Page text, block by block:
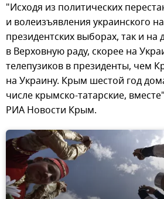
"Исходя из политических
и волеизъявления украинского
президентских выборах, так и
в Верховную раду, скорее на
телепузиков в президенты, чем
на Украину. Крым шестой год
числе крымско-татарские,
РИА Новости Крым.